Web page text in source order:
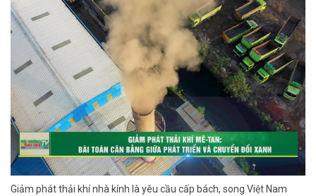
Giảm phát thải khí nhà kính là yêu cầu cấp bách, song Việt Nam